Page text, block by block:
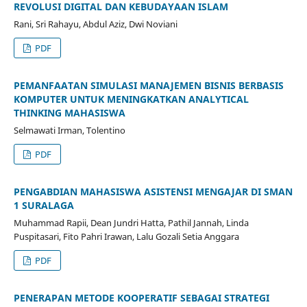
REVOLUSI DIGITAL DAN KEBUDAYAAN ISLAM
Rani, Sri Rahayu, Abdul Aziz, Dwi Noviani
PDF
PEMANFAATAN SIMULASI MANAJEMEN BISNIS BERBASIS
KOMPUTER UNTUK MENINGKATKAN ANALYTICAL
THINKING MAHASISWA
Selmawati Irman, Tolentino
PDF
PENGABDIAN MAHASISWA ASISTENSI MENGAJAR DI SMAN
1 SURALAGA
Muhammad Rapii, Dean Jundri Hatta, Pathil Jannah, Linda
Puspitasari, Fito Pahri Irawan, Lalu Gozali Setia Anggara
PDF
PENERAPAN METODE KOOPERATIF SEBAGAI STRATEGI